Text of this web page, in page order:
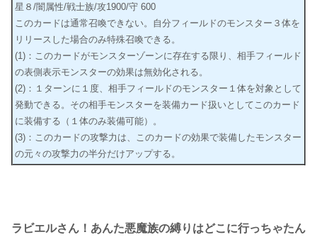
星８/闇属性/戦士族/攻1900/守 600
このカードは通常召喚できない。自分フィールドのモンスター３体を
リリースした場合のみ特殊召喚できる。
(1)：このカードがモンスターゾーンに存在する限り、相手フィールド
の表側表示モンスターの効果は無効化される。
(2)：１ターンに１度、相手フィールドのモンスター１体を対象として
発動できる。その相手モンスターを装備カード扱いとしてこのカード
に装備する（１体のみ装備可能）。
(3)：このカードの攻撃力は、このカードの効果で装備したモンスター
の元々の攻撃力の半分だけアップする。
ラビエルさん！あんた悪魔族の縛りはどこに行っちゃたん